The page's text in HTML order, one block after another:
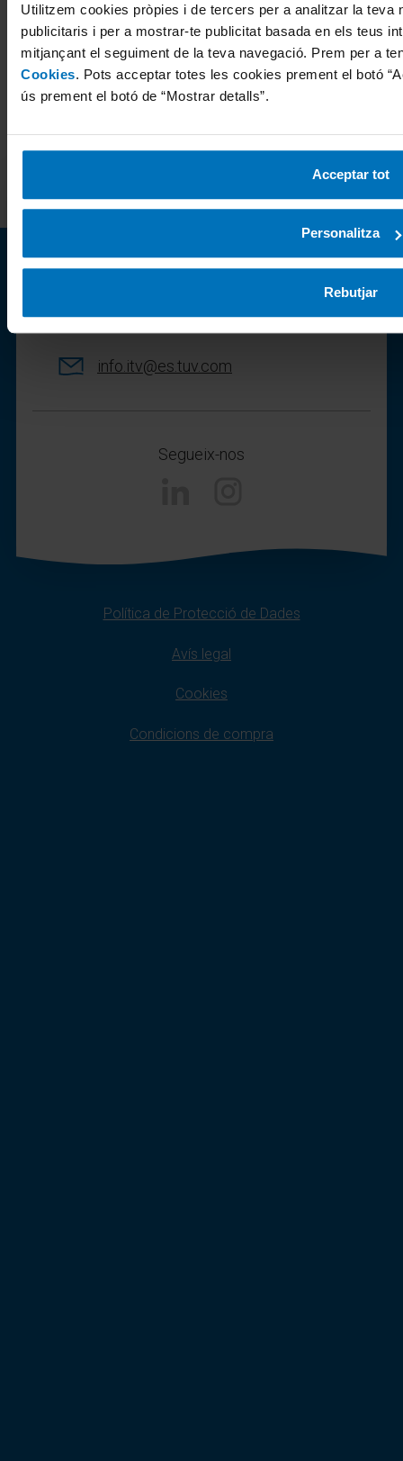
Utilitzem cookies pròpies i de tercers per a analitzar la
publicitaris i per a mostrar-te publicitat basada en els teus
mitjançant el seguiment de la teva navegació. Prem per a
Cookies. Pots acceptar totes les cookies prement el botó
ús prement el botó de “Mostrar detalls”.
Acceptar tot
Personalitza
Rebutjar
Veure'n més
4 5 6 9
Avenida Burgos 114 tercera planta
28050 Madrid
info.itv@es.tuv.com
Segueix-nos
Política de Protecció de Dades
Avís legal
Cookies
Condicions de compra